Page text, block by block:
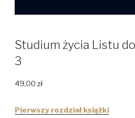
Studium życia Listu
3
49,00 zł
Pierwszy rozdział książki